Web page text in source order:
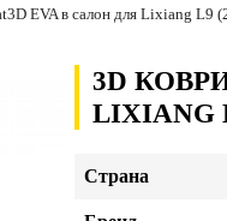
EVA в салон для Lixiang
3D
LIXIANG
Страна